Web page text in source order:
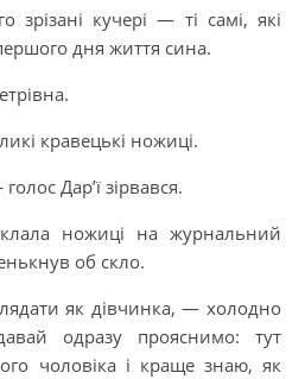
зрізані кучері — ті самі, які
дня життя сина.
кравецькі ножиці.
Дар’ї зірвався.
ножиці на журнальний
об скло.
як дівчинка, — холодно
одразу прояснимо: тут
чоловіка і краще знаю, як